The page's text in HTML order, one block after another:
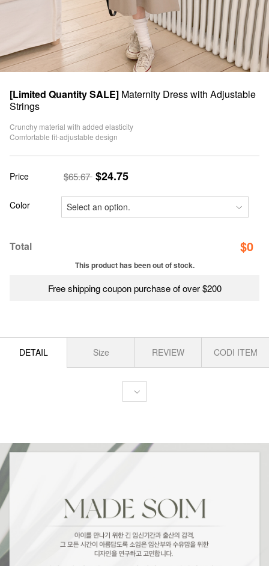
[Limited Quantity SALE] Maternity Dress with Adjustable
Strings
Crunchy material with added elasticity
Comfortable fit-adjustable design
Price $65.67 $24.75
Color
Total $0
This product has been out of stock.
Free shipping coupon purchase of over $200
DETAIL Size REVIEW CODI ITEM